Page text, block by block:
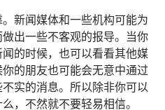
新闻媒体和一些机构可能为
出一些不客观的报导。当你
的时候，也可以看看其他媒
的朋友也可能会无意中通过
实的消息。所以除非你可以
，不然就不要轻易相信。